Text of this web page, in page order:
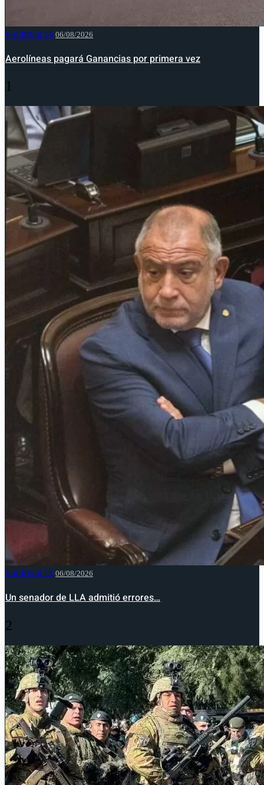
NACIONALES 06/08/2026
Aerolíneas pagará Ganancias por primera vez
1
NACIONALES 06/08/2026
Un senador de LLA admitió errores…
2